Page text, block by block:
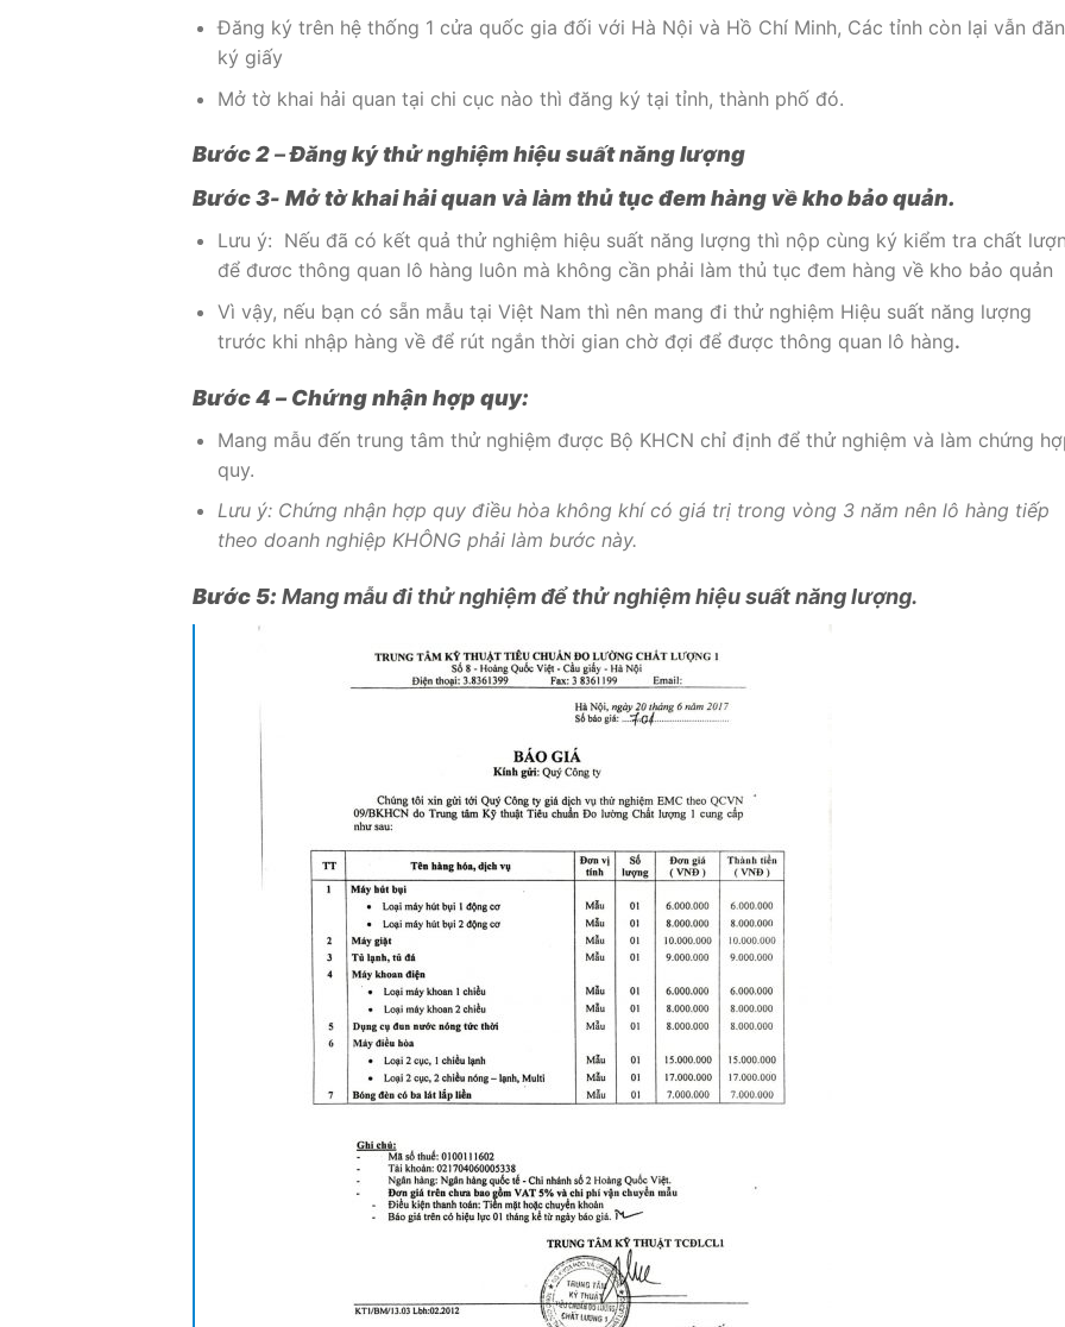
Đăng ký trên hệ thống 1 cửa quốc gia đối với Hà Nội và Hồ Chí Minh, Các tỉnh còn lại vẫn
ký giấy
Mở tờ khai hải quan tại chi cục nào thì đăng ký tại tỉnh, thành phố đó.
Bước 2–Đăng ký thử nghiệm hiệu suất năng lượng
Bước 3- Mở tờ khai hải quan và làm thủ tục đem hàng về kho bảo quản.
Lưu ý: Nếu đã có kết quả thử nghiệm hiệu suất năng lượng thì nộp cùng ký kiểm tra chất
để đươc thông quan lô hàng luôn mà không cần phải làm thủ tục đem hàng về kho bảo quản
Vì vậy, nếu bạn có sẵn mẫu tại Việt Nam thì nên mang đi thử nghiệm Hiệu suất năng lượng
trước khi nhập hàng về để rút ngắn thời gian chờ đợi để được thông quan lô hàng.
Bước 4 – Chứng nhận hợp quy:
Mang mẫu đến trung tâm thử nghiệm được Bộ KHCN chỉ định để thử nghiệm và làm chứng
quy.
Lưu ý: Chứng nhận hợp quy điều hòa không khí có giá trị trong vòng 3 năm nên lô hàng tiếp
theo doanh nghiệp KHÔNG phải làm bước này.
Bước 5: Mang mẫu đi thử nghiệm để thử nghiệm hiệu suất năng lượng.